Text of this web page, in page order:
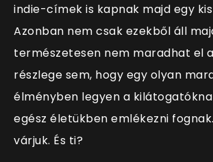
indie-címek is kapnak majd egy
Azonban nem csak ezekből áll
természetesen nem maradhat el
részlege sem, hogy egy olyan
élményben legyen a
egész életükben emlékezni
várjuk. És ti?